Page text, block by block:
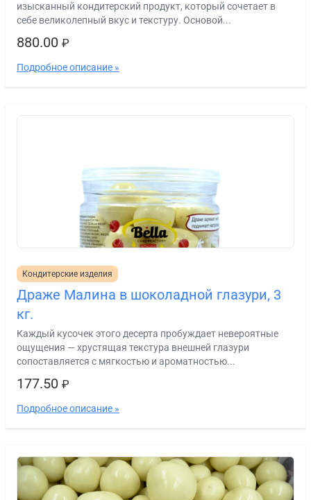
изысканный кондитерский продукт, который сочетает в
себе великолепный вкус и текстуру. Основой...
880.00 ₽
Подробное описание »
Кондитерские изделия
Драже Малина в шоколадной глазури, 3
кг.
Каждый кусочек этого десерта пробуждает невероятные
ощущения — хрустящая текстура внешней глазури
сопоставляется с мягкостью и ароматностью...
177.50 ₽
Подробное описание »